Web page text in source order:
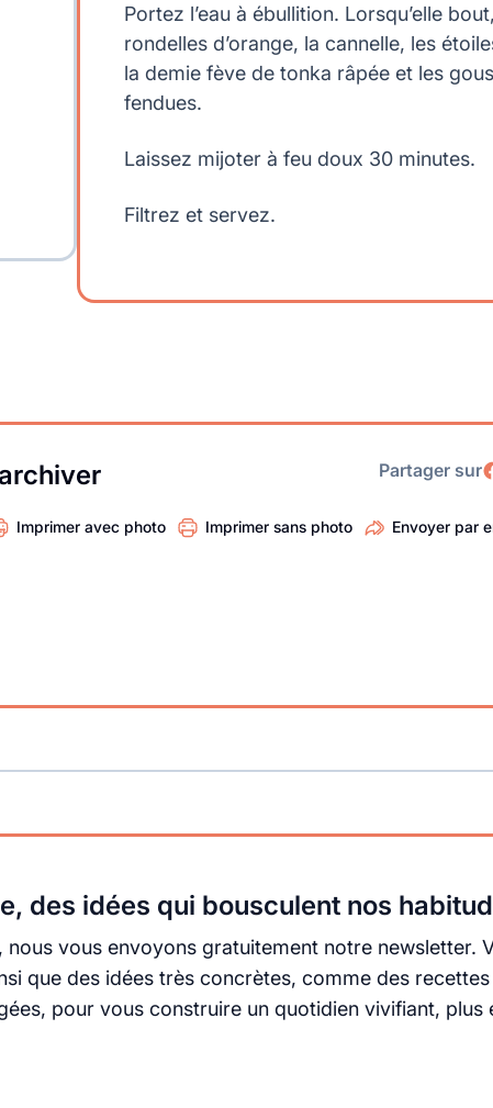
Portez l’eau à ébullition. Lorsqu’elle
rondelles d’orange, la cannelle, les
la demie fève de tonka râpée et les
fendues.
Laissez mijoter à feu doux 30 minutes.
Filtrez et servez.
Partager sur
Imprimer avec photo Imprimer sans photo Envoyer par
des idées qui bousculent nos
nous vous envoyons gratuitement notre newsletter.
que des idées très concrètes, comme des
pour vous construire un quotidien vivifiant, plus